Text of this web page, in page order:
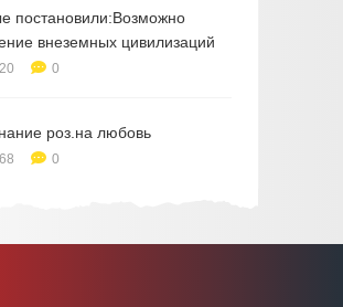
постановили:Возможно
внеземных цивилизаций
0
роз.на любовь
0